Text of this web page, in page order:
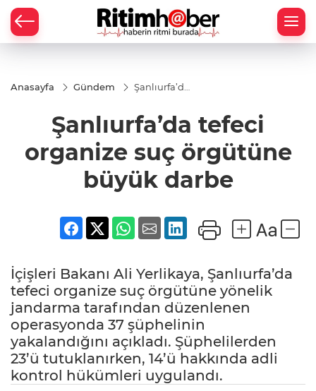
Anasayfa Gündem
Şanlıurfa’da
suç
örgütüne
darbe
Şanlıurfa’da tefeci
organize suç örgütüne
büyük darbe
İçişleri Bakanı Ali Yerlikaya, Şanlıurfa’da
tefeci organize suç örgütüne yönelik
jandarma tarafından düzenlenen
operasyonda 37 şüphelinin
yakalandığını açıkladı. Şüphelilerden
23’ü tutuklanırken, 14’ü hakkında adli
kontrol hükümleri uygulandı.